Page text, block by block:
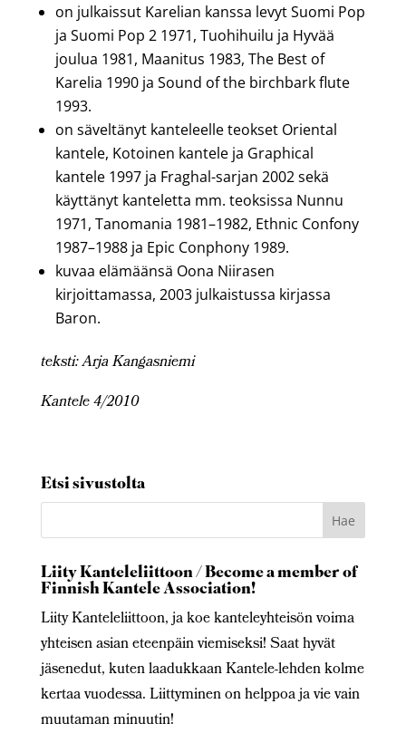
on julkaissut Karelian kanssa levyt Suomi Pop
ja Suomi Pop 2 1971, Tuohihuilu ja Hyvää
joulua 1981, Maanitus 1983, The Best of
Karelia 1990 ja Sound of the birchbark flute
1993.
on säveltänyt kanteleelle teokset Oriental
kantele, Kotoinen kantele ja Graphical
kantele 1997 ja Fraghal-sarjan 2002 sekä
käyttänyt kanteletta mm. teoksissa Nunnu
1971, Tanomania 1981–1982, Ethnic Confony
1987–1988 ja Epic Conphony 1989.
kuvaa elämäänsä Oona Niirasen
kirjoittamassa, 2003 julkaistussa kirjassa
Baron.
teksti: Arja Kangasniemi
Kantele 4/2010
Etsi sivustolta
Liity Kanteleliittoon / Become a member of
Finnish Kantele Association!
Liity Kanteleliittoon, ja koe kanteleyhteisön voima
yhteisen asian eteenpäin viemiseksi! Saat hyvät
jäsenedut, kuten laadukkaan Kantele-lehden kolme
kertaa vuodessa. Liittyminen on helppoa ja vie vain
muutaman minuutin!